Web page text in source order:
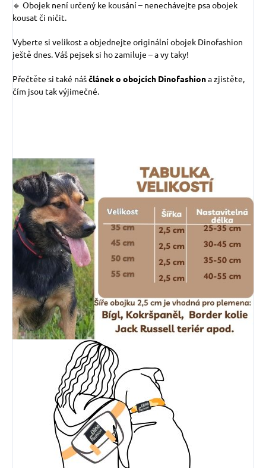
🔹 Obojek není určený ke kousání – nenechávejte psa obojek
kousat či ničit.
Vyberte si velikost a objednejte originální obojek Dinofashion
ještě dnes. Váš pejsek si ho zamiluje – a vy taky!
Přečtěte si také náščlánek o obojcích Dinofashiona zjistěte,
čím jsou tak výjimečné.